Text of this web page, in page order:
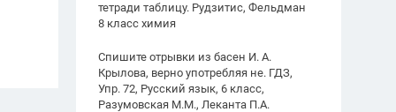
тетради таблицу. Рудзитис, Фельдман
8 класс химия
Спишите отрывки из басен И. А.
Крылова, верно употребляя не. ГДЗ,
Упр. 72, Русский язык, 6 класс,
Разумовская М.М., Леканта П.А.